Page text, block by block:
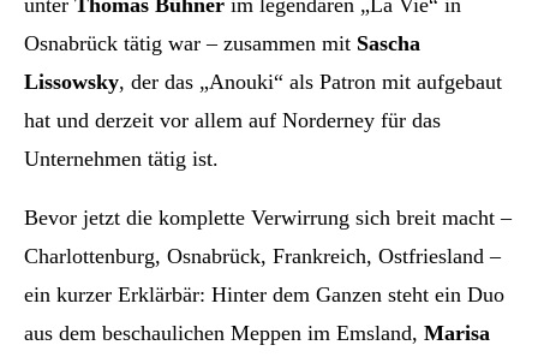
Osnabrück tätig war – zusammen mit Sascha
Lissowsky, der das „Anouki“ als Patron mit aufgebaut
hat und derzeit vor allem auf Norderney für das
Unternehmen tätig ist.
Bevor jetzt die komplette Verwirrung sich breit macht –
Charlottenburg, Osnabrück, Frankreich, Ostfriesland –
ein kurzer Erklärbär: Hinter dem Ganzen steht ein Duo
aus dem beschaulichen Meppen im Emsland, Marisa